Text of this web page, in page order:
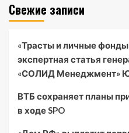
Свежие записи
«Трасты и личные
экспертная статья
«СОЛИД Менеджмент»
ВТБ сохраняет планы
в ходе SPO